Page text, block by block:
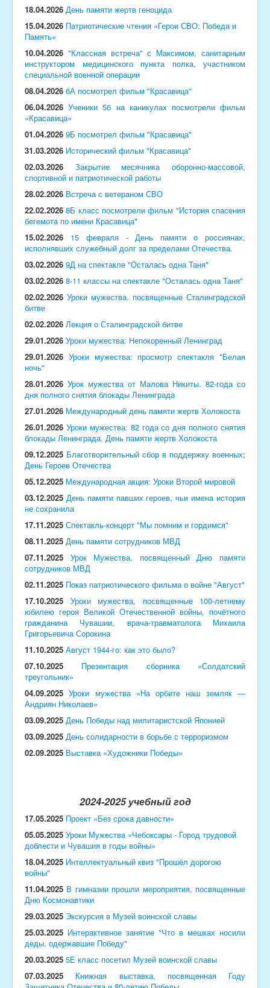
18.04.2026 День памяти жертв геноцида
15.04.2026 Патриотические чтения «Герои СВО: Победа и
Память»
10.04.2026 "Классная встреча" с Максимом, санитарным
инструктором медицинского пункта полка, участником
специальной военной операции
08.04.2026 6А посмотрел фильм "Красавица"
06.04.2026 Ученики 5б на каникулах посмотрели фильм
«Красавица»
01.04.2026 9Б посмотрел фильм "Красавица"
31.03.2026 Исторический фильм "Красавица"
02.03.2026 Закрытие месячника оборонно-массовой,
спортивной и патриотической работы
28.02.2026 Встреча с ветераном СВО
22.02.2026 8Б класс посмотрели фильм "История спасения
бегемота по имени Красавица"
15.02.2026
15 февраля - День памяти о россиянах,
исполнявших служебный долг за пределами Отечества.
03.02.2026 9Д на спектакле "Осталась одна Таня"
03.02.2026 8-11 классы на спектакле "Осталась одна Таня"
02.02.2026 Уроки мужества. посвященные Сталинградской
битве
02.02.2026 Лекция о Сталинградской битве
29.01.2026 Уроки мужества: Непокоренный Ленинград
29.01.2026 Уроки мужества: просмотр спектакля "Белая
ночь"
28.01.2026 Урок мужества от Малова Никиты. 82‑года со
дня полного снятия блокады Ленинграда
27.01.2026 Международный день памяти жертв Холокоста
26.01.2026 Уроки мужества: 82 года со дня полного снятия
блокады Ленинграда. День памяти жертв Холокоста
09.12.2025 Благотворительный сбор в поддержку военных;
День Героев Отечества
05.12.2025 Международная акция: Уроки Второй мировой
03.12.2025 День памяти павших героев, чьи имена история
не сохранила
17.11.2025 Спектакль-концерт "Мы помним и гордимся"
08.11.2025 День памяти сотрудников МВД
07.11.2025
Урок Мужества, посвященный Дню памяти
сотрудников МВД
02.11.2025 Показ патриотического фильма о войне "Август"
17.10.2025
Уроки мужества, посвященные 100-летнему
юбилею героя Великой Отечественной войны, почётного
гражданина Чувашии, врача-травматолога Михаила
Григорьевича Сорокина
11.10.2025 Август 1944-го: как это было?
07.10.2025
Презентация сборника «Солдатский
треугольник»
04.09.2025Уроки мужества «На орбите наш земляк —
Андриян Николаев»
03.09.2025 День Победы над милитаристской Японией
03.09.2025 День солидарности в борьбе с терроризмом
02.09.2025 Выставка «Художники Победы»
2024-2025 учебный год
17.05.2025 Проект «Без срока давности»
05.05.2025 Уроки Мужества «Чебоксары - Город трудовой
доблести и Чувашия в годы войны»
18.04.2025 Интеллектуальный квиз "Прошёл дорогою
войны"
11.04.2025 В гимназии прошли мероприятия, посвященные
Дню Космонавтики
29.03.2025 Экскурсия в Музей воинской славы
25.03.2025 Интерактивное занятие "Что в мешках носили
деды, одержавшие Победу"
20.03.2025 5Е класс посетил Музей воинской славы
07.03.2025
Книжная выставка, посвященная Году